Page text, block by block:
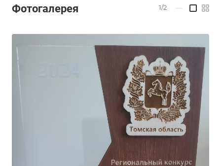
Фотогалерея 1/2 —